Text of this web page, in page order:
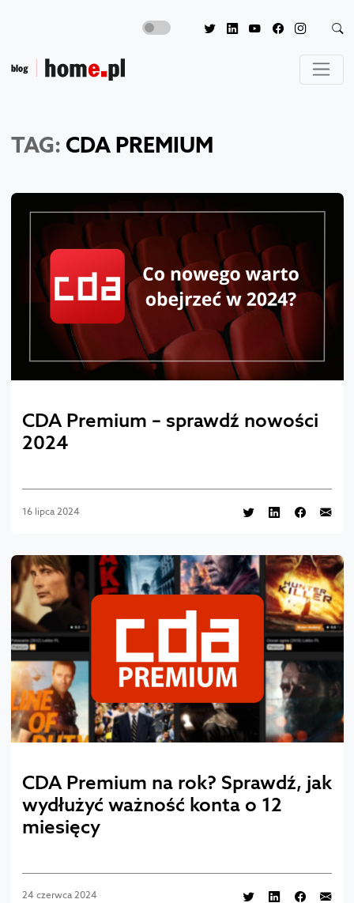
TAG: CDA PREMIUM
CDA Premium – sprawdź nowości
2024
16 lipca 2024
CDA Premium na rok? Sprawdź, jak
wydłużyć ważność konta o 12
miesięcy
24 czerwca 2024